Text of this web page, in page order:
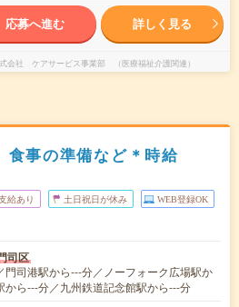
応募へ進む 詳しく見る
会社 ケアサービス事業部 （医療福祉介護関連）
食事の準備など＊時給
給あり 土日祝日が休み WEB登録OK
司区
門司港駅から---分／ノーフォーク広場駅か
から---分／九州鉄道記念館駅から---分